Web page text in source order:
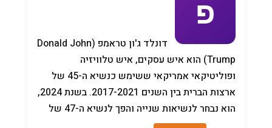
דונלד ג'ון טראמפ (Donald John
Trump) הוא איש עסקים, איש טלוויזיה
ופוליטיקאי אמריקאי ששימש כנשיא ה-45 של
ארצות הברית בין השנים 2017-2021. בשנת 2024,
הוא נבחר לנשיאות שנייה והפך לנשיא ה-47 של